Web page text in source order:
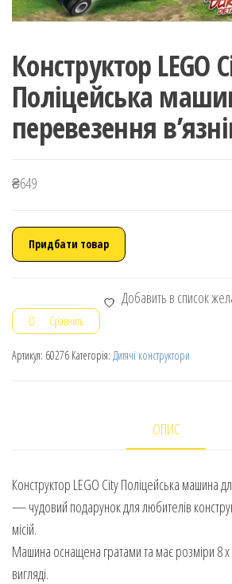
Конструктор LEGO
Поліцейська
перевезення
₴649
Придбати товар
Добавить в список
Сравнить
Артикул: 60276 Категорія: Дитячі конструктори
ОПИС
Конструктор LEGO City Поліцейська машина
— чудовий подарунок для любителів
місій.
Машина оснащена гратами та має розміри 8
вигляді.